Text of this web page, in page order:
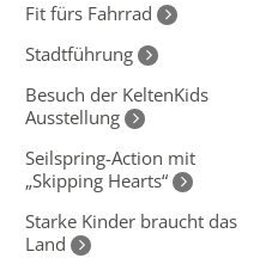
Fit fürs Fahrrad
Stadtführung
Besuch der KeltenKids
Ausstellung
Seilspring-Action mit
„Skipping Hearts“
Starke Kinder braucht das
Land